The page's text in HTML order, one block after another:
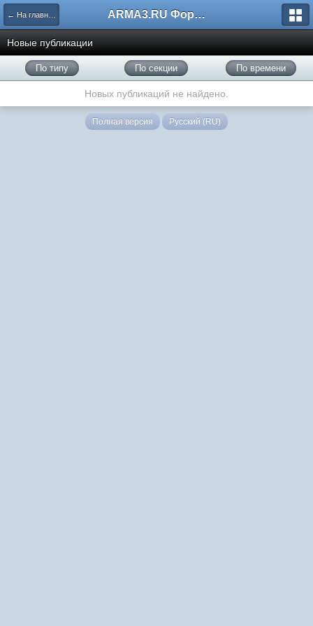
← На главную ARMA3.RU Форум
Новые публикации
По типу По секции По времени
Новых публикаций не найдено.
Полная версия Русский (RU)